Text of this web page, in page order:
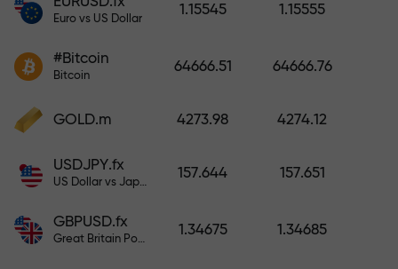
奖金。X1000不是印刷错误。存款
Euro vs US Dollar
1.15545 1.15555
#Bitcoin
Bitcoin
64666.51 64666.76
GOLD.m 4273.98 4274.12
USDJPY.fx
US Dollar vs Japanese Yen
157.644 157.651
GBPUSD.fx
Great Britain Pound vs US Dollar
1.34675 1.34685